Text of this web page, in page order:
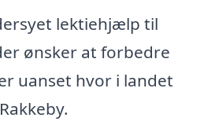
lektiehjælp til
ønsker at forbedre
uanset hvor i landet